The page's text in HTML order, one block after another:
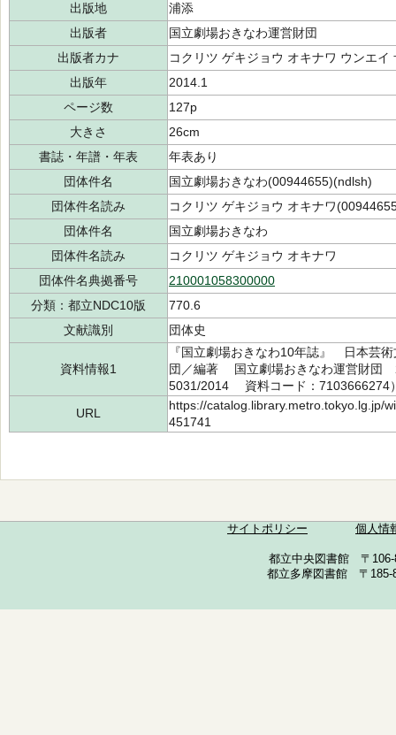
出版地
浦添
出版者
国立劇場おきなわ運営財団
出版者カナ
コクリツ ゲキジョウ オキナワ ウンエイ
出版年
2014.1
ページ数
127p
大きさ
26cm
書誌・年譜・年表
年表あり
団体件名
国立劇場おきなわ(00944655)(ndlsh)
団体件名読み
コクリツ ゲキジョウ オキナワ
団体件名
国立劇場おきなわ
団体件名読み
コクリツ ゲキジョウ オキナワ
団体件名典拠番号
210001058300000
分類：都立NDC10版
770.6
文献識別
団体史
資料情報1
『国立劇場おきなわ10年誌』 日本芸
団／編著 国立劇場おきなわ運営財団
5031/2014 資料コード：7103666274
URL
https://catalog.library.metro.tokyo.lg.jp/
451741
サイトポリシー 個人情
都立中央図書館 〒
都立多摩図書館 〒185-